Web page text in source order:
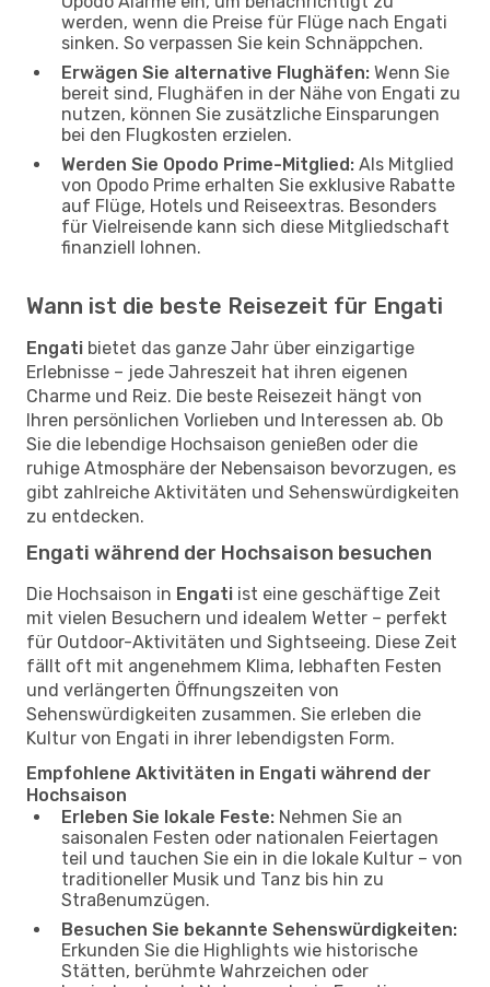
werden, wenn die Preise für Flüge nach Engati
sinken. So verpassen Sie kein Schnäppchen.
Erwägen Sie alternative Flughäfen: Wenn Sie
bereit sind, Flughäfen in der Nähe von Engati zu
nutzen, können Sie zusätzliche Einsparungen
bei den Flugkosten erzielen.
Werden Sie Opodo Prime-Mitglied: Als Mitglied
von Opodo Prime erhalten Sie exklusive Rabatte
auf Flüge, Hotels und Reiseextras. Besonders
für Vielreisende kann sich diese Mitgliedschaft
finanziell lohnen.
Wann ist die beste Reisezeit für Engati
Engati bietet das ganze Jahr über einzigartige
Erlebnisse – jede Jahreszeit hat ihren eigenen
Charme und Reiz. Die beste Reisezeit hängt von
Ihren persönlichen Vorlieben und Interessen ab. Ob
Sie die lebendige Hochsaison genießen oder die
ruhige Atmosphäre der Nebensaison bevorzugen, es
gibt zahlreiche Aktivitäten und Sehenswürdigkeiten
zu entdecken.
Engati während der Hochsaison besuchen
Die Hochsaison in Engati ist eine geschäftige Zeit
mit vielen Besuchern und idealem Wetter – perfekt
für Outdoor-Aktivitäten und Sightseeing. Diese Zeit
fällt oft mit angenehmem Klima, lebhaften Festen
und verlängerten Öffnungszeiten von
Sehenswürdigkeiten zusammen. Sie erleben die
Kultur von Engati in ihrer lebendigsten Form.
Empfohlene Aktivitäten in Engati während der
Hochsaison
Erleben Sie lokale Feste: Nehmen Sie an
saisonalen Festen oder nationalen Feiertagen
teil und tauchen Sie ein in die lokale Kultur – von
traditioneller Musik und Tanz bis hin zu
Straßenumzügen.
Besuchen Sie bekannte Sehenswürdigkeiten:
Erkunden Sie die Highlights wie historische
Stätten, berühmte Wahrzeichen oder